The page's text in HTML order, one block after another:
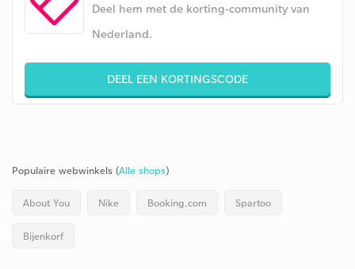
Deel hem met de korting-community van
Nederland.
DEEL EEN KORTINGSCODE
Populaire webwinkels (Alle shops)
About You Nike Booking.com Spartoo
Bijenkorf